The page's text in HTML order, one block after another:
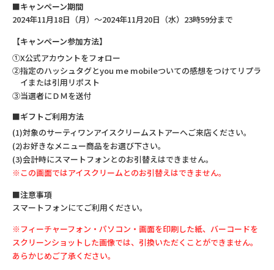
■キャンペーン期間
2024年11月18日（月）～2024年11月20日（水）23時59分まで
【キャンペーン参加方法】
①X公式アカウントをフォロー
②指定のハッシュタグとyou me mobileついての感想をつけてリプラ
イまたは引用リポスト
③当選者にＤＭを送付
■ギフトご利用方法
(1)対象のサーティワンアイスクリームストアーへご来店ください。
(2)お好きなメニュー商品をお選び下さい。
(3)会計時にスマートフォンとのお引替えはできません。
※この画面ではアイスクリームとのお引替えはできません。
■注意事項
スマートフォンにてご利用ください。
※フィーチャーフォン・パソコン・画面を印刷した紙、バーコードを
スクリーンショットした画像では、引換いただくことができません。
あらかじめご了承ください。